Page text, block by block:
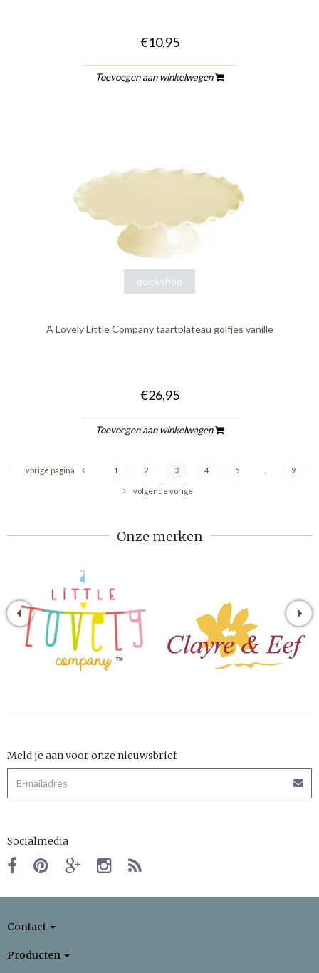
€10,95
Toevoegen aan winkelwagen
quickshop
A Lovely Little Company taartplateau golfjes vanille
€26,95
Toevoegen aan winkelwagen
vorige pagina 1 2 3 4 5 9
volgende vorige
Onze merken
Meld je aan voor onze nieuwsbrief
Socialmedia
Contact
Producten